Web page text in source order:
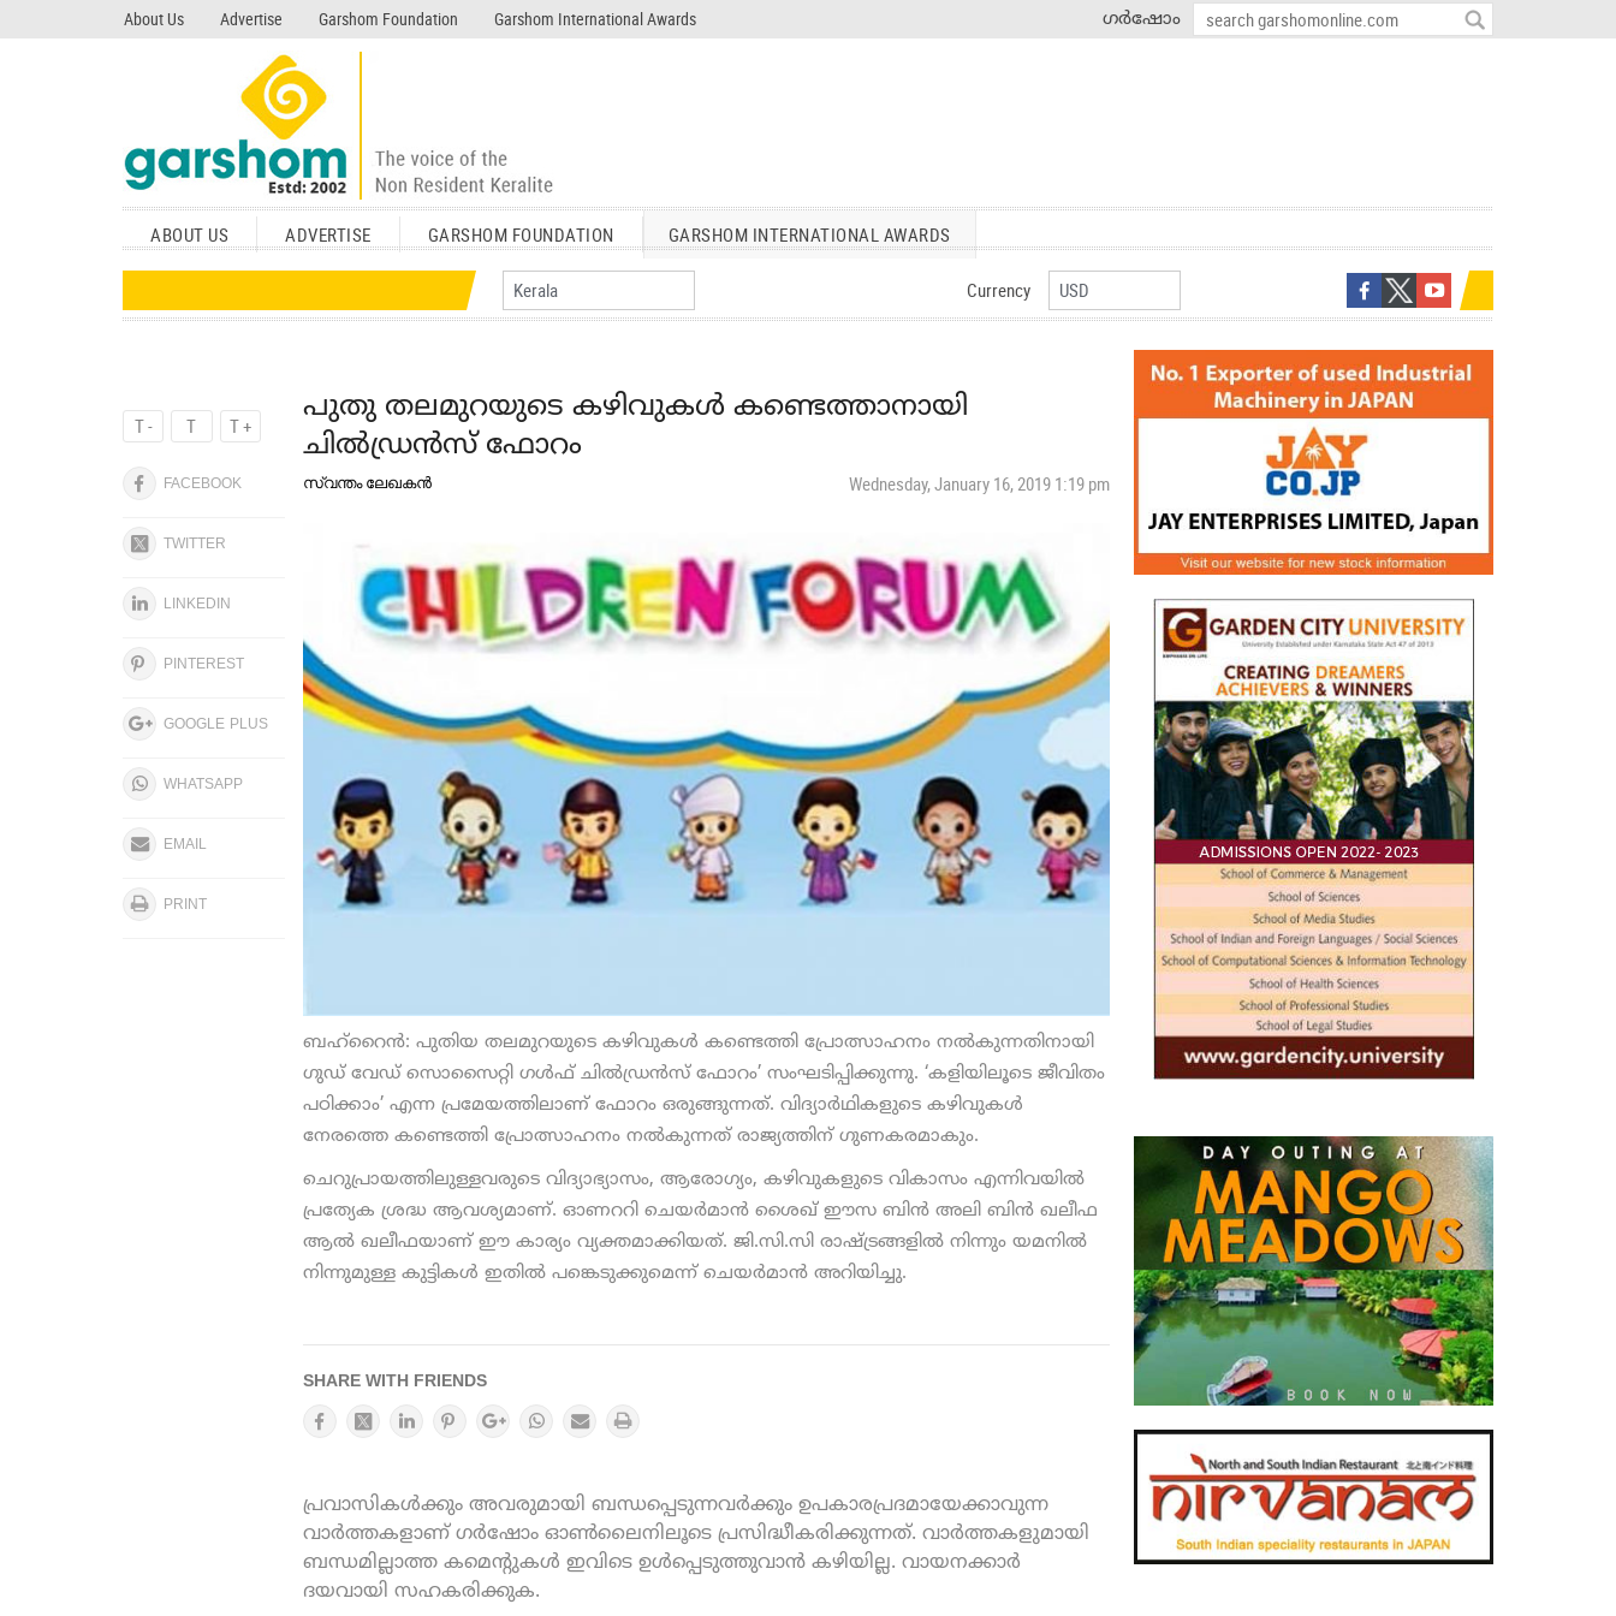
About Us Advertise Garshom Foundation Garshom International Awards ഗർഷോം
garshom.com
ABOUT US ADVERTISE GARSHOM FOUNDATION GARSHOM INTERNATIONAL AWARDS
Currency
T - T T +
FACEBOOK
TWITTER
LINKEDIN
PINTEREST
GOOGLE PLUS
WHATSAPP
EMAIL
PRINT
പുതു തലമുറയുടെ കഴിവുകള്‍ കണ്ടെത്താനായി
ചില്‍ഡ്രന്‍സ് ഫോറം
സ്വന്തം ലേഖകന്‍ Wednesday, January 16, 2019 1:19 pm
ബഹ്‌റൈന്‍: പുതിയ തലമുറയുടെ കഴിവുകള്‍ കണ്ടെത്തി പ്രോത്സാഹനം നല്‍കുന്നതിനായി
ഗുഡ് വേഡ് സൊസൈറ്റി ഗള്‍ഫ് ചില്‍ഡ്രന്‍സ് ഫോറം’ സംഘടിപ്പിക്കുന്നു. ‘കളിയിലൂടെ ജീവിതം
പഠിക്കാം’ എന്ന പ്രമേയത്തിലാണ് ഫോറം ഒരുങ്ങുന്നത്. വിദ്യാര്‍ഥികളുടെ കഴിവുകള്‍
നേരത്തെ കണ്ടെത്തി പ്രോത്സാഹനം നല്‍കുന്നത് രാജ്യത്തിന് ഗുണകരമാകും.
ചെറുപ്രായത്തിലുള്ളവരുടെ വിദ്യാഭ്യാസം, ആരോഗ്യം, കഴിവുകളുടെ വികാസം എന്നിവയില്‍
പ്രത്യേക ശ്രദ്ധ ആവശ്യമാണ്. ഓണററി ചെയര്‍മാന്‍ ശൈഖ് ഈസ ബിന്‍ അലി ബിന്‍ ഖലീഫ
ആല്‍ ഖലീഫയാണ് ഈ കാര്യം വ്യക്തമാക്കിയത്. ജി.സി.സി രാഷ്ട്രങ്ങളില്‍ നിന്നും യമനില്‍
നിന്നുമുള്ള കുട്ടികള്‍ ഇതില്‍ പങ്കെടുക്കുമെന്ന് ചെയര്‍മാന്‍ അറിയിച്ചു.
SHARE WITH FRIENDS
പ്രവാസികൾക്കും അവരുമായി ബന്ധപ്പെടുന്നവർക്കും ഉപകാരപ്രദമായേക്കാവുന്ന
വാർത്തകളാണ് ഗർഷോം ഓൺലൈനിലൂടെ പ്രസിദ്ധീകരിക്കുന്നത്. വാർത്തകളുമായി
ബന്ധമില്ലാത്ത കമെന്റുകൾ ഇവിടെ ഉൾപ്പെടുത്തുവാൻ കഴിയില്ല. വായനക്കാർ
ദയവായി സഹകരിക്കുക.